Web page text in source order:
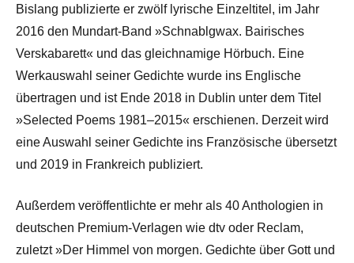
Bislang publizierte er zwölf lyrische Einzeltitel, im Jahr
2016 den Mundart-Band »Schnablgwax. Bairisches
Verskabarett« und das gleichnamige Hörbuch. Eine
Werkauswahl seiner Gedichte wurde ins Englische
übertragen und ist Ende 2018 in Dublin unter dem Titel
»Selected Poems 1981–2015« erschienen. Derzeit wird
eine Auswahl seiner Gedichte ins Französische übersetzt
und 2019 in Frankreich publiziert.
Außerdem veröffentlichte er mehr als 40 Anthologien in
deutschen Premium-Verlagen wie dtv oder Reclam,
zuletzt »Der Himmel von morgen. Gedichte über Gott und